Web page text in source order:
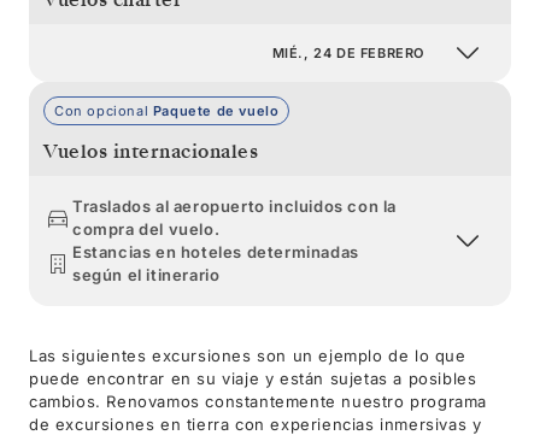
MIÉ., 24 DE FEBRERO
Con opcional Paquete de vuelo
Vuelos internacionales
Traslados al aeropuerto incluidos con la
compra del vuelo.
Estancias en hoteles determinadas
según el itinerario
Las siguientes excursiones son un ejemplo de lo que
puede encontrar en su viaje y están sujetas a posibles
cambios. Renovamos constantemente nuestro programa
de excursiones en tierra con experiencias inmersivas y